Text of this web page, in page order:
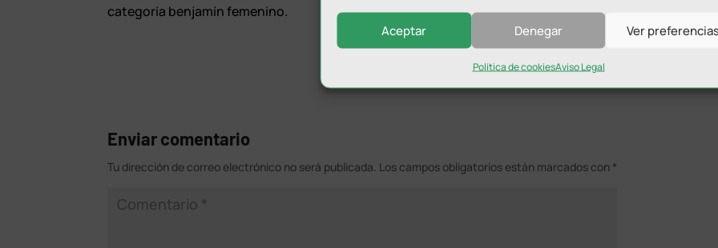
Aceptar Denegar Ver
Política de cookiesAviso Legal
categoría benjamín femenino.
Enviar comentario
Tu dirección de correo electrónico no será publicada. Los campos obligatorios están marcados con *